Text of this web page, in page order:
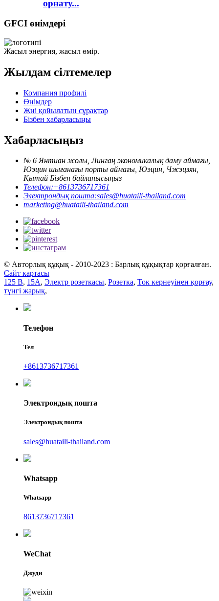
орнату...
GFCI өнімдері
Жасыл энергия, жасыл өмір.
Жылдам сілтемелер
Компания профилі
Өнімдер
Жиі қойылатын сұрақтар
Бізбен хабарласыңы
Хабарласыңыз
№ 6 Янтиан жолы, Лингаң экономикалық даму аймағы,
Юэцин шығанағы порты аймағы, Юэцин, Чжэцзян,
Қытай Бізбен байланысыңыз
Телефон:+8613736717361
Электрондық пошта:sales@huataili-thailand.com
marketing@huataili-thailand.com
© Авторлық құқық - 2010-2023 : Барлық құқықтар қорғалған.
Сайт картасы
125 В, 15А, Электр розеткасы, Розетка, Ток кернеуінен қорғау,
түнгі жарық,
Телефон
Тел
+8613736717361
Электрондық пошта
Электрондық пошта
sales@huataili-thailand.com
Whatsapp
Whatsapp
8613736717361
WeChat
Джуди